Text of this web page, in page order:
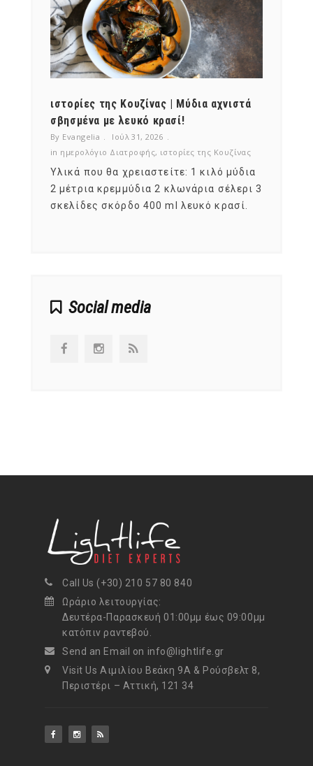
ιστορίες της Κουζίνας | Μύδια αχνιστά
σβησμένα με λευκό κρασί!
By Evangelia
Ιούλ 31, 2026
in ημερολόγιο Διατροφής, ιστορίες της Κουζίνας
Υλικά που θα χρειαστείτε: 1 κιλό μύδια
2 μέτρια κρεμμύδια 2 κλωνάρια σέλερι 3
σκελίδες σκόρδο 400 ml λευκό κρασί.
Social media
Call Us (+30) 210 57 80 840
Ωράριο λειτουργίας:
Δευτέρα-Παρασκευή 01:00μμ έως 09:00μμ
κατόπιν ραντεβού.
Send an Email on info@lightlife.gr
Visit Us Αιμιλίου Βεάκη 9Α & Ρούσβελτ 8,
Περιστέρι – Αττική, 121 34